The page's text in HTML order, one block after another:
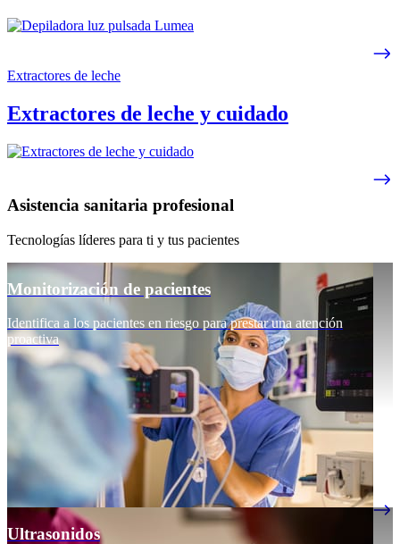
Extractores de leche
Extractores de leche y cuidado
Asistencia sanitaria profesional
Tecnologías líderes para ti y tus pacientes
Monitorización de pacientes
Identifica a los pacientes en riesgo para prestar una atención
proactiva
Ultrasonidos